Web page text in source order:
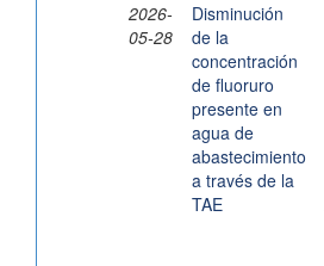
2026-
05-28
Disminución
de la
concentración
de fluoruro
presente en
agua de
abastecimiento
a través de la
TAE